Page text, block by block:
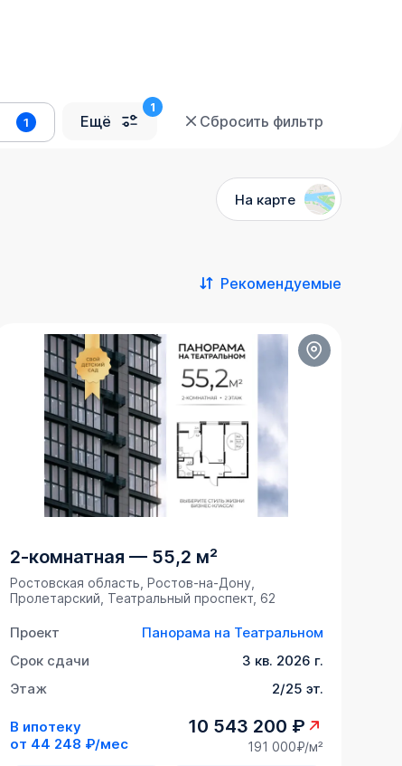
1 Ещё Сбросить фильтр
На карте
Рекомендуемые
2-комнатная — 55,2 м²
Ростовская область, Ростов-на-Дону,
Пролетарский, Театральный проспект, 62
Проект
Панорама на Театральном
Срок сдачи
3 кв. 2026 г.
Этаж
2/25 эт.
В ипотеку
от 44 248 ₽/мес
10 543 200 ₽
191 000₽/м²